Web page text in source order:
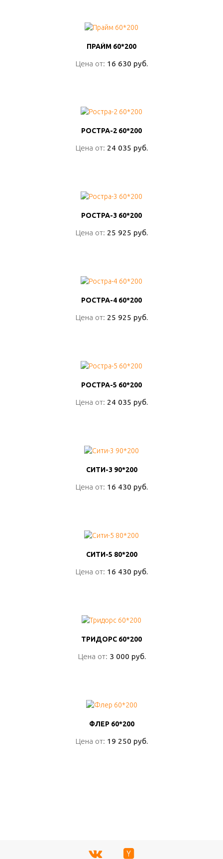
ПРАЙМ 60*200
Цена от: 16 630 руб.
ПРАЙМ 60*200
Цена от: 16 630 руб.
РОСТРА-2 60*200
Цена от: 24 035 руб.
РОСТРА-2 60*200
Цена от: 24 035 руб.
РОСТРА-3 60*200
Цена от: 25 925 руб.
РОСТРА-3 60*200
Цена от: 25 925 руб.
РОСТРА-4 60*200
Цена от: 25 925 руб.
РОСТРА-4 60*200
Цена от: 25 925 руб.
РОСТРА-5 60*200
Цена от: 24 035 руб.
РОСТРА-5 60*200
Цена от: 24 035 руб.
СИТИ-3 90*200
Цена от: 16 430 руб.
СИТИ-3 90*200
Цена от: 16 430 руб.
СИТИ-5 80*200
Цена от: 16 430 руб.
СИТИ-5 80*200
Цена от: 16 430 руб.
ТРИДОРС 60*200
Цена от: 3 000 руб.
ТРИДОРС 60*200
Цена от: 3 000 руб.
ФЛЕР 60*200
Цена от: 19 250 руб.
ФЛЕР 60*200
Цена от: 19 250 руб.